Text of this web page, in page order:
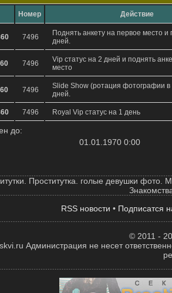
Hомер Действие
7496
Поднять анкету на первое место и
дней.
7496
Vip статус на 2 дней и поднять
место
7496
Slide Show (ротация фотографии в
дней.
7496 Royal Vip статус на 1 день
до:
01.01.1970 0:00
Проституткa. голые девушки фото.
RSS новости • Подписатся
© 2011 -
Администрация не несет